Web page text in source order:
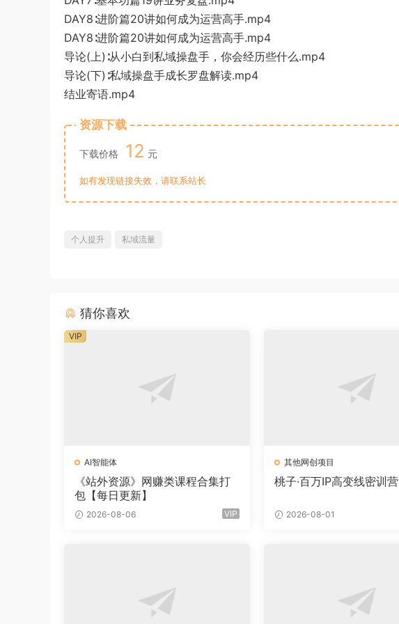
DAY8∶进阶篇20讲如何成为运营高手.mp4
DAY8∶进阶篇20讲如何成为运营高手.mp4
导论(上)∶从小白到私域操盘手，你会经历些什么.mp4
导论(下)∶私域操盘手成长罗盘解读.mp4
结业寄语.mp4
资源下载
下载价格 12 元
如有发现链接失效，请联系站长
个人提升 私域流量
猜你喜欢
AI智能体
《站外资源》网赚类课程合集打
包【每日更新】
2026-08-06 VIP
VIP
其他网创项目
桃子·百万IP高变线密训营
2026-08-01